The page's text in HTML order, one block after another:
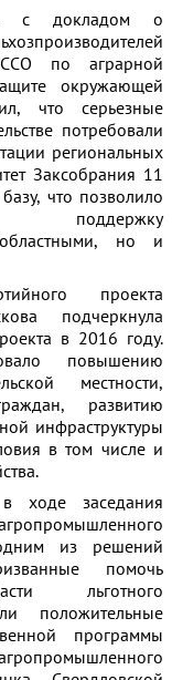
с докладом о
по аграрной
окружающей
что серьезные
потребовали
региональных
Заксобрания 11
что позволило
поддержку
областными, но и
проекта
подчеркнула
в 2016 году.
повышению
местности,
развитию
инфраструктуры
в том числе и
ходе заседания
из решений
помочь
льготного
положительные
программы